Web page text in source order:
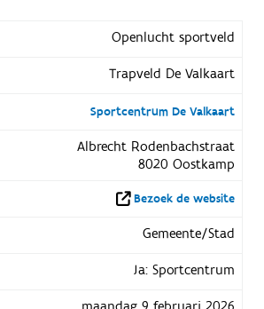
Openlucht sportveld
Trapveld De Valkaart
Sportcentrum De Valkaart
Albrecht Rodenbachstraat
8020 Oostkamp
Bezoek de website
Gemeente/Stad
Ja: Sportcentrum